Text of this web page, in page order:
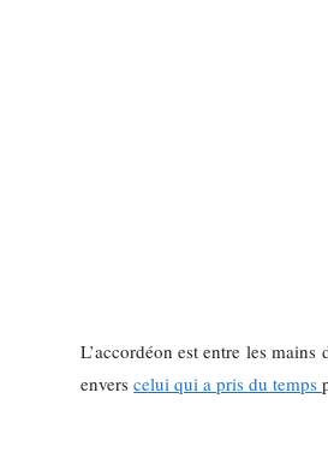
L’accordéon est entre les mains
enverscelui qui a pris du temps